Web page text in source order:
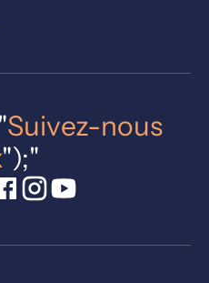
Suivez-nous
");"